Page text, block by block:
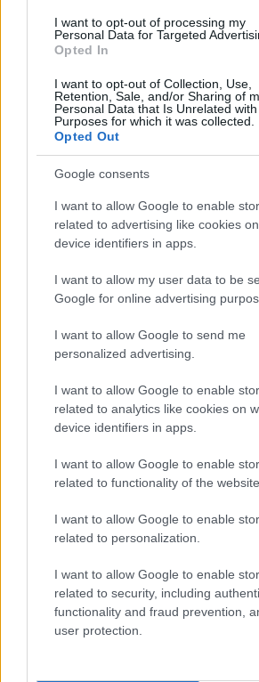
I want to opt-out of processing my
Personal Data for Targeted
Opted In
I want to opt-out of Collection, Use,
Retention, Sale, and/or Sharing of
Personal Data that Is Unrelated
Purposes for which it was collected.
Opted Out
Google consents
I want to allow Google to enable
related to advertising like cookies
device identifiers in apps.
I want to allow my user data to be
Google for online advertising
I want to allow Google to send me
personalized advertising.
I want to allow Google to enable
related to analytics like cookies on
device identifiers in apps.
I want to allow Google to enable
related to functionality of the
I want to allow Google to enable
related to personalization.
I want to allow Google to enable
related to security, including
functionality and fraud prevention,
user protection.
Nem kötelező, de megköszönjük,
a nyereményjáték és a
és megosztod ezt a cikket
Jelentkezési határidő: 2022.
Sorsolás: másnap, azaz július
értesítjük. Kíváncsian várjuk